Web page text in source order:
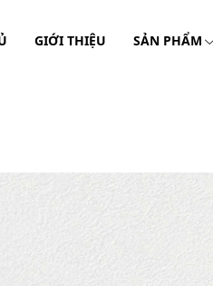
GIỚI THIỆU SẢN PHẨM